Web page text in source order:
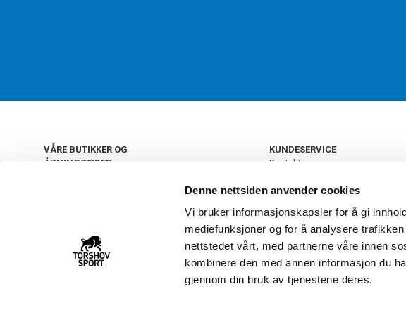
Denne nettsiden anvender cookies
Vi bruker informasjonskapsler for å gi
mediefunksjoner og for å analysere
nettstedet vårt, med partnerne våre innen
kombinere den med annen informasjon du
gjennom din bruk av tjenestene deres.
VÅRE BUTIKKER OG
ÅPNINGSTIDER
22 09 20 20
KUNDESERVICE
Kontakt oss
Retur og bytte
Personvern
Frakt og levering
Ledige stillinger
FAQ - Ofte stilte spørsmål
Åpenhetsloven